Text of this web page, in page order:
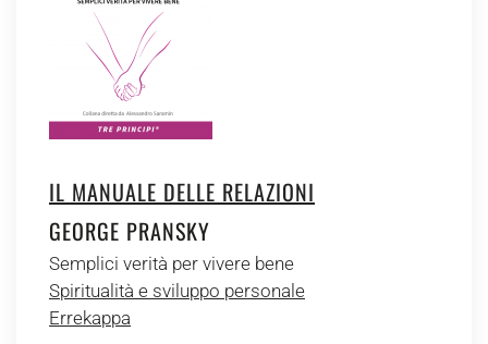
IL MANUALE DELLE RELAZIONI
GEORGE PRANSKY
Semplici verità per vivere bene
Spiritualità e sviluppo personale
Errekappa